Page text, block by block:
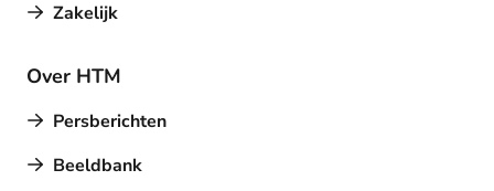
Zakelijk
Over HTM
Persberichten
Beeldbank